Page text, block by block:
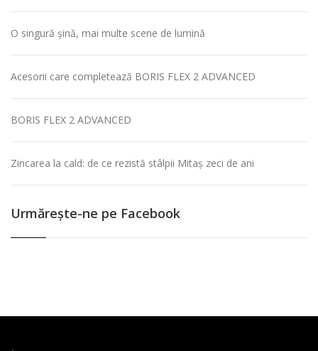
O singură șină, mai multe scene de lumină
Acesorii care completează BORIS FLEX 2 ADVANCED
BORIS FLEX 2 ADVANCED
Zincarea la cald: de ce rezistă stâlpii Mitaș zeci de ani
Urmăreşte-ne pe Facebook